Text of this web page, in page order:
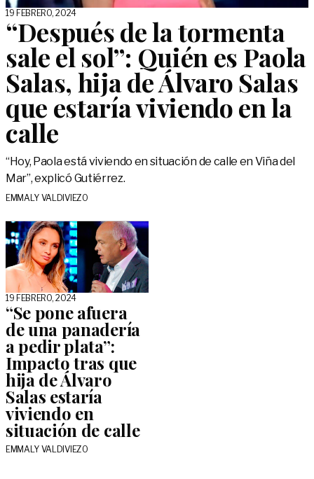
19 FEBRERO, 2024
“Después de la tormenta
sale el sol”: Quién es Paola
Salas, hija de Álvaro Salas
que estaría viviendo en la
calle
“Hoy, Paola está viviendo en situación de calle en Viña del
Mar”, explicó Gutiérrez.
EMMALY VALDIVIEZO
19 FEBRERO, 2024
“Se pone afuera
de una panadería
a pedir plata”:
Impacto tras que
hija de Álvaro
Salas estaría
viviendo en
situación de calle
EMMALY VALDIVIEZO